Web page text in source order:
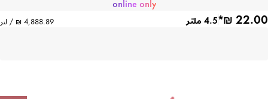
online only
4.5 ملتر